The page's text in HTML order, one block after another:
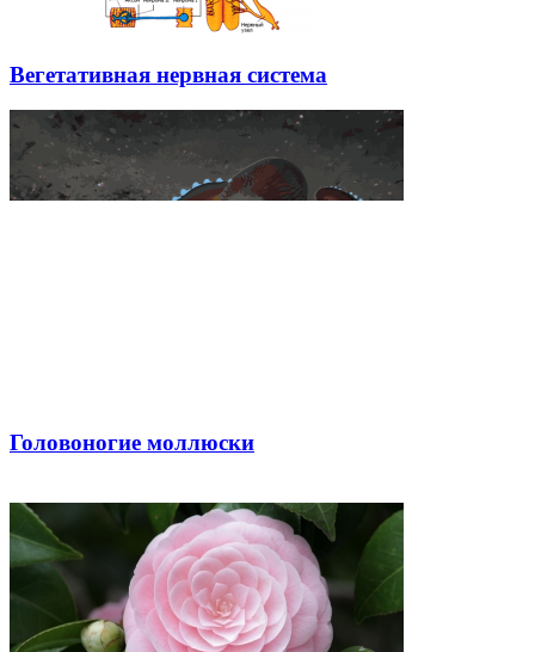
Вегетативная нервная система
Головоногие моллюски